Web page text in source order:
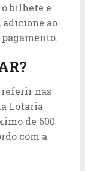
o bilhete e
adicione ao
referir nas
Lotaria
de 600
com a